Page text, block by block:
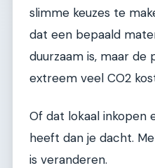
slimme keuzes te
dat een bepaald
duurzaam is, maar de
extreem veel CO2
Of dat lokaal
heeft dan je dacht.
is veranderen.